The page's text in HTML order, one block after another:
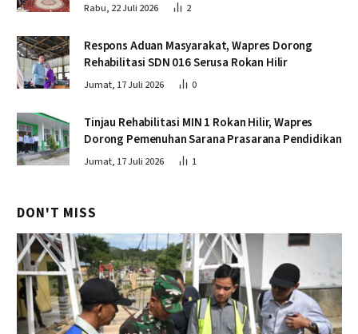
Rabu, 22 Juli 2026 2
Respons Aduan Masyarakat, Wapres Dorong
Rehabilitasi SDN 016 Serusa Rokan Hilir
Jumat, 17 Juli 2026 0
Tinjau Rehabilitasi MIN 1 Rokan Hilir, Wapres
Dorong Pemenuhan Sarana Prasarana Pendidikan
Jumat, 17 Juli 2026 1
DON'T MISS